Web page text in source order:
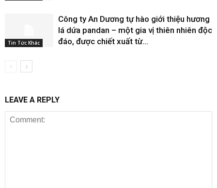
Tin Tức Khác
Công ty An Dương tự hào giới thiệu hương
lá dứa pandan – một gia vị thiên nhiên độc
đáo, được chiết xuất từ...
LEAVE A REPLY